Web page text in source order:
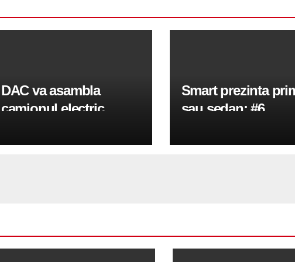
DAC va asambla
camionul electric
tone in Brasov
Smart prezinta
sau sedan: #6